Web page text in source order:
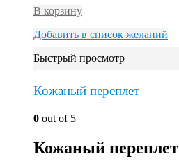
В корзину
Добавить в список желаний
Быстрый просмотр
Кожаный переплет
0 out of 5
Кожаный переплет